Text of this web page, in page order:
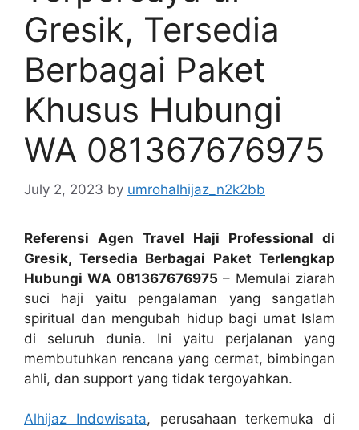
Gresik, Tersedia
Berbagai Paket
Khusus Hubungi
WA 081367676975
July 2, 2023 by umrohalhijaz_n2k2bb
Referensi Agen Travel Haji Professional di
Gresik, Tersedia Berbagai Paket Terlengkap
Hubungi WA 081367676975 – Memulai ziarah
suci haji yaitu pengalaman yang sangatlah
spiritual dan mengubah hidup bagi umat Islam
di seluruh dunia. Ini yaitu perjalanan yang
membutuhkan rencana yang cermat, bimbingan
ahli, dan support yang tidak tergoyahkan.
Alhijaz Indowisata, perusahaan terkemuka di